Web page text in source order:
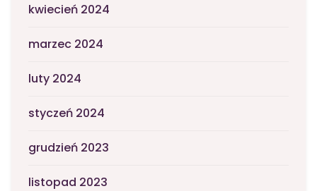
kwiecień 2024
marzec 2024
luty 2024
styczeń 2024
grudzień 2023
listopad 2023